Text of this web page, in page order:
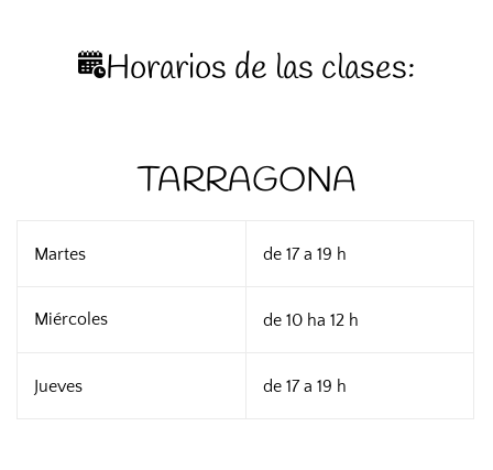
Horarios de las clases:
TARRAGONA
Martes de 17 a 19 h
Miércoles de 10 ha 12 h
Jueves de 17 a 19 h